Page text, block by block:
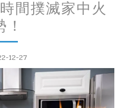
間撲滅家中火
！
12-27